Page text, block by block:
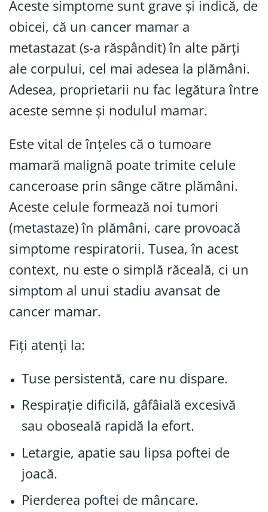
Aceste simptome sunt grave și indică, de
obicei, că un cancer mamar a
metastazat (s-a răspândit) în alte părți
ale corpului, cel mai adesea la plămâni.
Adesea, proprietarii nu fac legătura între
aceste semne și nodulul mamar.
Este vital de înțeles că o tumoare
mamară malignă poate trimite celule
canceroase prin sânge către plămâni.
Aceste celule formează noi tumori
(metastaze) în plămâni, care provoacă
simptome respiratorii. Tusea, în acest
context, nu este o simplă răceală, ci un
simptom al unui stadiu avansat de
cancer mamar.
Fiți atenți la:
Tuse persistentă, care nu dispare.
Respirație dificilă, gâfâială excesivă
sau oboseală rapidă la efort.
Letargie, apatie sau lipsa poftei de
joacă.
Pierderea poftei de mâncare.